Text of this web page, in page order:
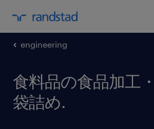
engineering
食料品の食品加工
袋詰め.